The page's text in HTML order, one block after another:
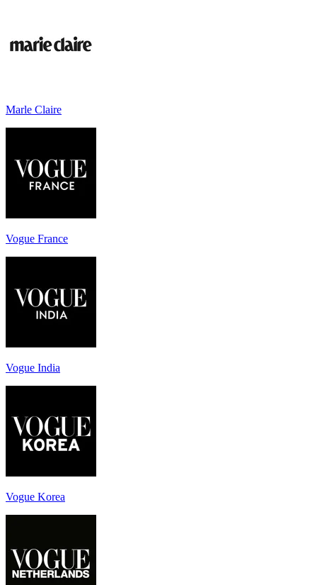
Marle Claire
Vogue France
Vogue India
Vogue Korea